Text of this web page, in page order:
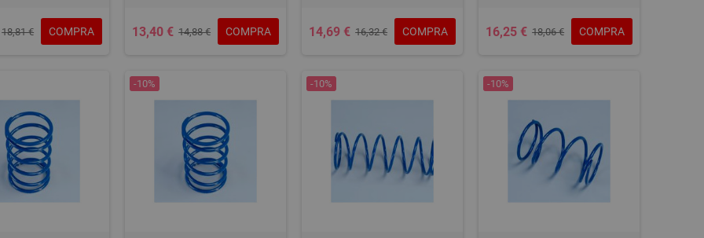
18,81 € COMPRA 13,40 € 14,88 € COMPRA 14,69 € 16,32 € COMPRA 16,25 € 18,06 € COMPRA
-10% -10% -10%